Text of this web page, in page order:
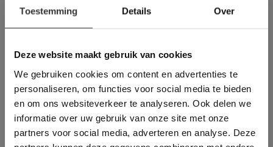
Toestemming Details Over
Deze website maakt gebruik van cookies
We gebruiken cookies om content en advertenties te
personaliseren, om functies voor social media te bieden
en om ons websiteverkeer te analyseren. Ook delen we
informatie over uw gebruik van onze site met onze
partners voor social media, adverteren en analyse. Deze
Meer dan 500 m2 showroom
Deze website maakt
gebruik van cookies.
This Cookie Banner was deleted and is no
longer working. Please contact the website
administrator.
Deze website gebruikt cookies om de
gebruikerservaring te verbeteren. Door
gebruik te maken van onze website geeft u
toestemming voor alle cookies in
overeenstemming met ons cookiebeleid.Lees
verder